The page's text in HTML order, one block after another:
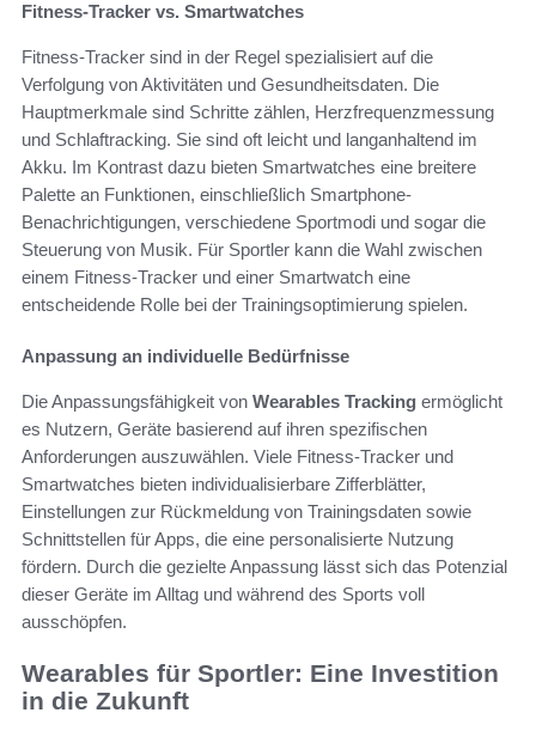
Fitness-Tracker vs. Smartwatches
Fitness-Tracker sind in der Regel spezialisiert auf die
Verfolgung von Aktivitäten und Gesundheitsdaten. Die
Hauptmerkmale sind Schritte zählen, Herzfrequenzmessung
und Schlaftracking. Sie sind oft leicht und langanhaltend im
Akku. Im Kontrast dazu bieten Smartwatches eine breitere
Palette an Funktionen, einschließlich Smartphone-
Benachrichtigungen, verschiedene Sportmodi und sogar die
Steuerung von Musik. Für Sportler kann die Wahl zwischen
einem Fitness-Tracker und einer Smartwatch eine
entscheidende Rolle bei der Trainingsoptimierung spielen.
Anpassung an individuelle Bedürfnisse
Die Anpassungsfähigkeit von Wearables Tracking ermöglicht
es Nutzern, Geräte basierend auf ihren spezifischen
Anforderungen auszuwählen. Viele Fitness-Tracker und
Smartwatches bieten individualisierbare Zifferblätter,
Einstellungen zur Rückmeldung von Trainingsdaten sowie
Schnittstellen für Apps, die eine personalisierte Nutzung
fördern. Durch die gezielte Anpassung lässt sich das Potenzial
dieser Geräte im Alltag und während des Sports voll
ausschöpfen.
Wearables für Sportler: Eine Investition
in die Zukunft